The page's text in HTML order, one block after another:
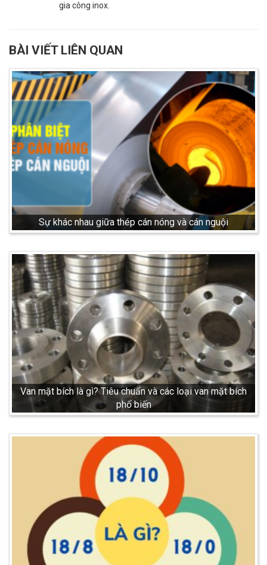
gia công inox.
BÀI VIẾT LIÊN QUAN
Sự khác nhau giữa thép cán nóng và cán nguội
Van mặt bích là gì? Tiêu chuẩn và các loại van mặt bích
phổ biến